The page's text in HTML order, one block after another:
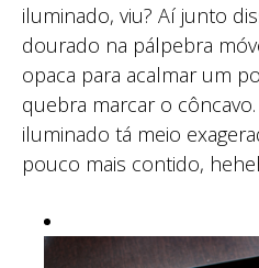
iluminado, viu? Aí junto
dourado na pálpebra
opaca para acalmar um
quebra marcar o
iluminado tá meio
pouco mais contido,